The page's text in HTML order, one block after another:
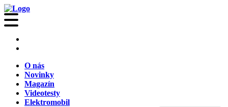
O nás
Novinky
Magazín
Videotesty
Elektromobil